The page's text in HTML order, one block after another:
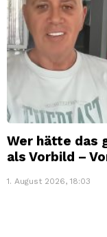
Wer hätte das
als Vorbild –
1. August 2026, 18:03